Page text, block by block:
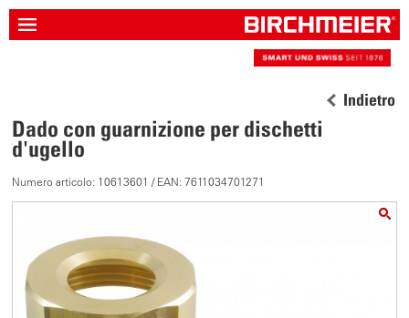
Indietro
Dado con guarnizione per dischetti
d'ugello
Numero articolo: 10613601 / EAN: 7611034701271